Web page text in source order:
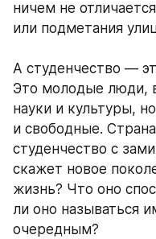
ничем не
или подметания
А студенчество —
Это молодые люди,
науки и культуры,
и свободные.
студенчество с
скажет новое
жизнь? Что оно
ли оно называться
очередным?